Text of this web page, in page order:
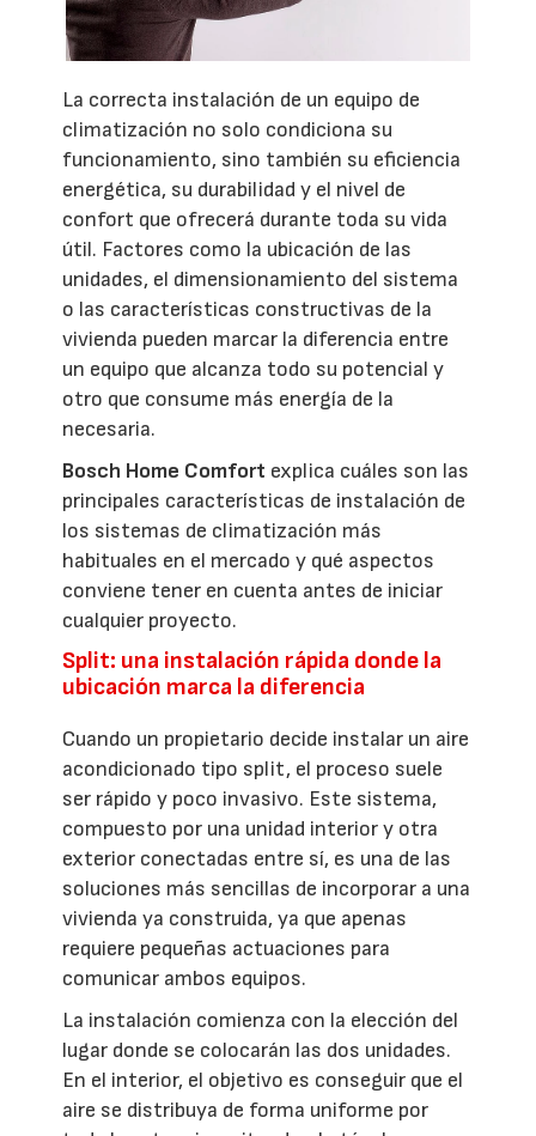
La correcta instalación de un equipo de
climatización no solo condiciona su
funcionamiento, sino también su eficiencia
energética, su durabilidad y el nivel de
confort que ofrecerá durante toda su vida
útil. Factores como la ubicación de las
unidades, el dimensionamiento del sistema
o las características constructivas de la
vivienda pueden marcar la diferencia entre
un equipo que alcanza todo su potencial y
otro que consume más energía de la
necesaria.
Bosch Home Comfort explica cuáles son las
principales características de instalación de
los sistemas de climatización más
habituales en el mercado y qué aspectos
conviene tener en cuenta antes de iniciar
cualquier proyecto.
Split: una instalación rápida donde la
ubicación marca la diferencia
Cuando un propietario decide instalar un aire
acondicionado tipo split, el proceso suele
ser rápido y poco invasivo. Este sistema,
compuesto por una unidad interior y otra
exterior conectadas entre sí, es una de las
soluciones más sencillas de incorporar a una
vivienda ya construida, ya que apenas
requiere pequeñas actuaciones para
comunicar ambos equipos.
La instalación comienza con la elección del
lugar donde se colocarán las dos unidades.
En el interior, el objetivo es conseguir que el
aire se distribuya de forma uniforme por